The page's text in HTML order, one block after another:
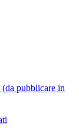
pubblicare in